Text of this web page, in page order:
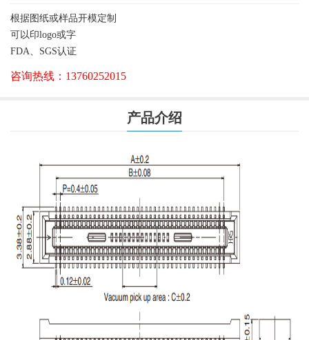
根据图纸或样品开模定制
可以印logo或字
FDA、SGS认证
咨询热线： 13760252015
产品介绍